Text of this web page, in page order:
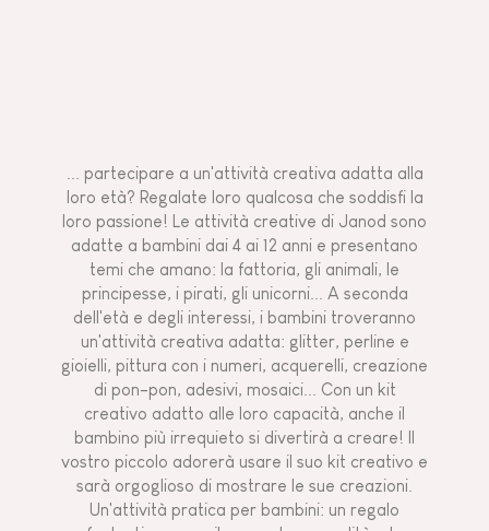
... partecipare a un'attività creativa adatta alla
loro età? Regalate loro qualcosa che soddisfi la
loro passione! Le attività creative di Janod sono
adatte a bambini dai 4 ai 12 anni e presentano
temi che amano: la fattoria, gli animali, le
principesse, i pirati, gli unicorni... A seconda
dell'età e degli interessi, i bambini troveranno
un'attività creativa adatta: glitter, perline e
gioielli, pittura con i numeri, acquerelli, creazione
di pon-pon, adesivi, mosaici... Con un kit
creativo adatto alle loro capacità, anche il
bambino più irrequieto si divertirà a creare! Il
vostro piccolo adorerà usare il suo kit creativo e
sarà orgoglioso di mostrare le sue creazioni.
Un'attività pratica per bambini: un regalo